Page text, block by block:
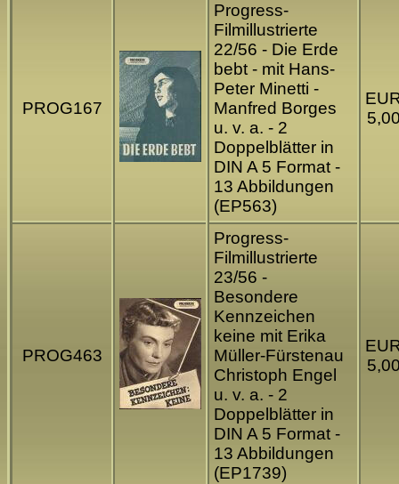
PROG167
Progress-
Filmillustrierte
22/56 - Die Erde
bebt - mit Hans-
Peter Minetti -
Manfred Borges
u. v. a. - 2
Doppelblätter in
DIN A 5 Format -
13 Abbildungen
(EP563)
PROG463
Progress-
Filmillustrierte
23/56 -
Besondere
Kennzeichen
keine mit Erika
Müller-Fürstenau
Christoph Engel
u. v. a. - 2
Doppelblätter in
DIN A 5 Format -
13 Abbildungen
(EP1739)